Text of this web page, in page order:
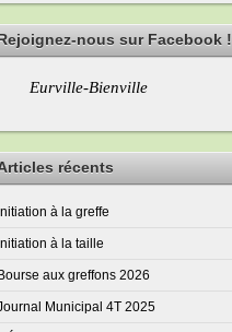
nous sur Facebook !
Eurville-Bienville
récents
à la greffe
à la taille
aux greffons 2026
Municipal 4T 2025